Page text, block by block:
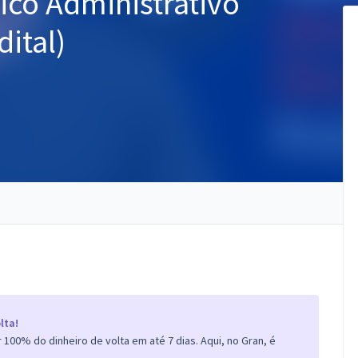
do dinheiro de volta em até 7 dias. Aqui, no Gran, é